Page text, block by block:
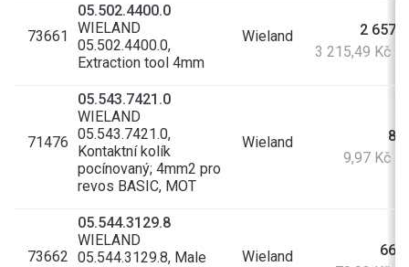
73661
05.502.4400.0
WIELAND
05.502.4400.0,
Extraction tool 4mm
Wieland
2
3 215,49 Kč s
71476
05.543.7421.0
WIELAND
05.543.7421.0,
Kontaktní kolík
pocínovaný; 4mm2 pro
revos BASIC, MOT
Wieland
9,97 Kč s
73662
05.544.3129.8
WIELAND
05.544.3129.8, Male
Wieland